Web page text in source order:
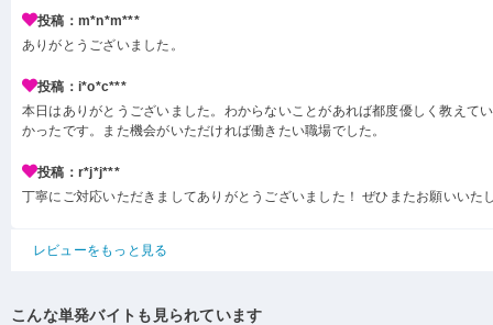
投稿：m*n*m***
ありがとうございました。
投稿：i*o*c***
本日はありがとうございました。わからないことがあれば都度優しく教えて
かったです。また機会がいただければ働きたい職場でした。
投稿：r*j*j***
丁寧にご対応いただきましてありがとうございました！ ぜひまたお願いいた
レビューをもっと見る
こんな単発バイトも見られています